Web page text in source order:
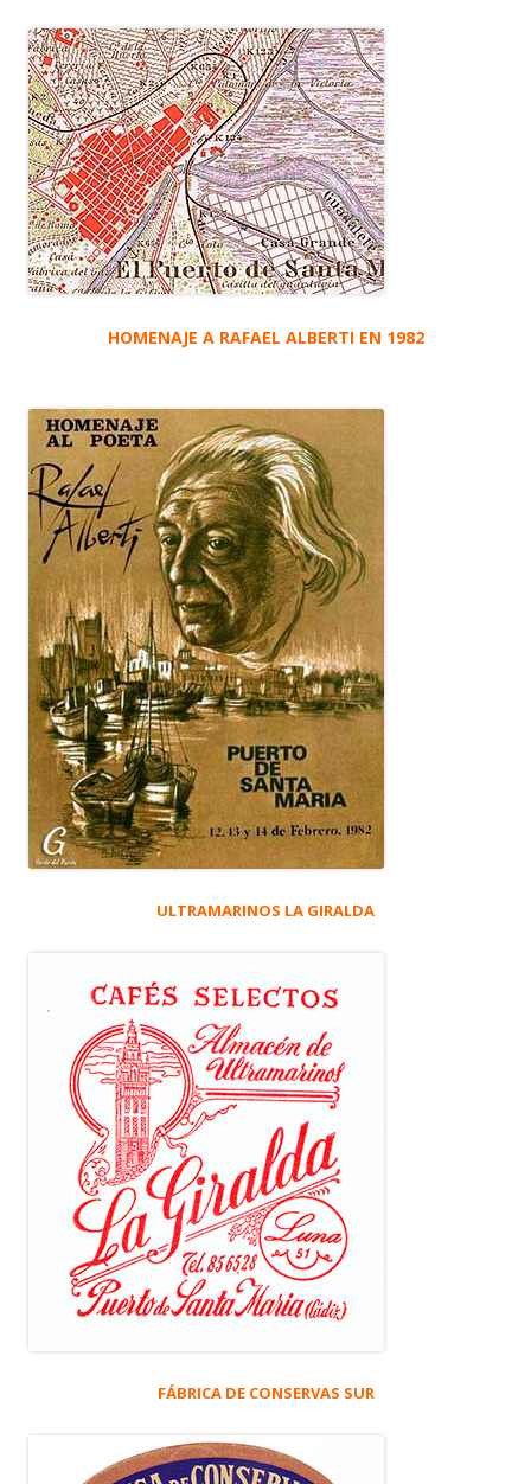
HOMENAJE A RAFAEL ALBERTI EN 1982
ULTRAMARINOS LA GIRALDA
FÁBRICA DE CONSERVAS SUR